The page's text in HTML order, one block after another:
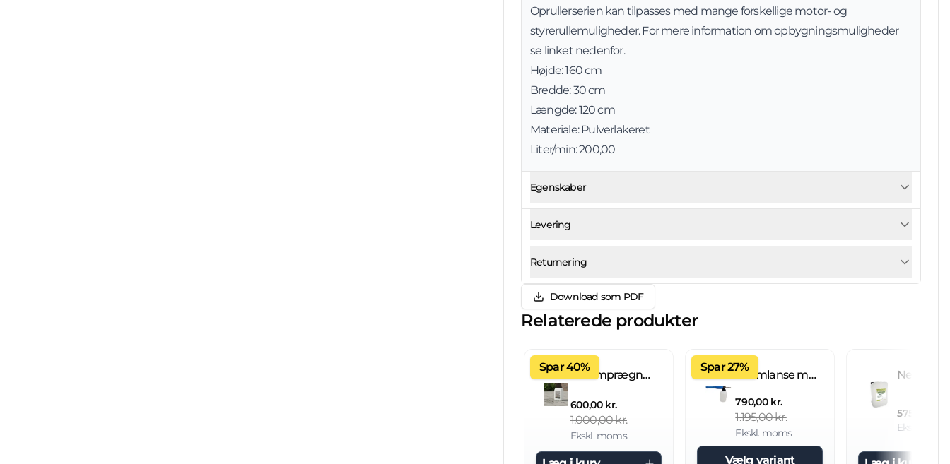
Oprullerserien kan tilpasses med mange forskellige motor- og
styrerullemuligheder. For mere information om opbygningsmuligheder
se linket nedenfor.
Højde: 160 cm
Bredde: 30 cm
Længde: 120 cm
Materiale: Pulverlakeret
Liter/min: 200,00
Egenskaber
Levering
Returnering
Download som PDF
Relaterede produkter
Spar 40%
Fliseimprægnering IC 20 L brugsklar
600,00 kr.
1.000,00 kr.
Ekskl. moms
Spar 27%
Skumlanse med 2 L beholder
790,00 kr.
1.195,00 kr.
Ekskl. moms
Vælg variant
575,00 kr.
Ekskl.